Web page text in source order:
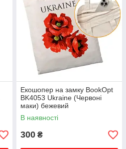
Екошопер на замку BookOpt
BK4053 Ukraine (Червоні
маки) бежевий
В наявності
300 ₴